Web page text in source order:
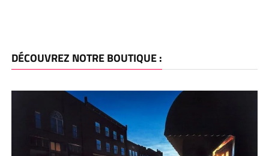
DÉCOUVREZ NOTRE BOUTIQUE :